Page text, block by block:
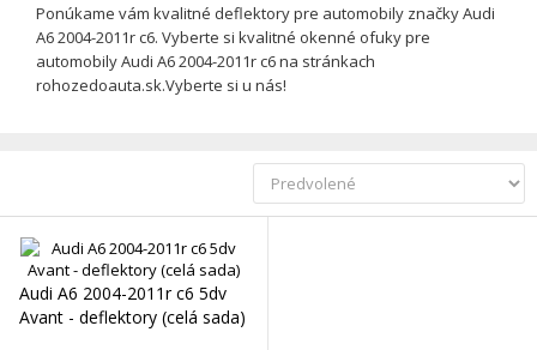
Ponúkame vám kvalitné deflektory pre automobily značky Audi
A6 2004-2011r c6. Vyberte si kvalitné okenné ofuky pre
automobily Audi A6 2004-2011r c6 na stránkach
rohozedoauta.sk.Vyberte si u nás!
Audi A6 2004-2011r c6 5dv
Avant - deflektory (celá sada)